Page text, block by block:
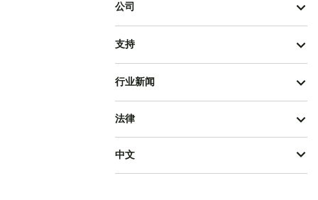
公司
支持
行业新闻
法律
中文